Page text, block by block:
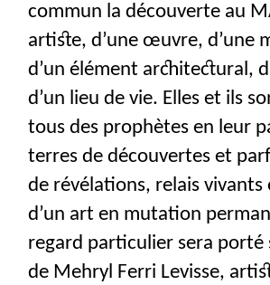
commun la découverte au
artiste, d’une œuvre, d’une
d’un élément architectural,
d’un lieu de vie. Elles et ils
tous des prophètes en leur
terres de découvertes et
de révélations, relais vivants
d’un art en mutation
regard particulier sera porté
de Mehryl Ferri Levisse,